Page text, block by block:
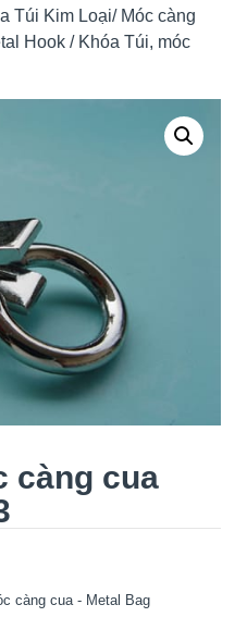
Túi Kim Loại/ Móc càng
Hook / Khóa Túi, móc
càng cua
càng cua - Metal Bag